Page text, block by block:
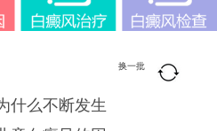
换一批
什么不断发生